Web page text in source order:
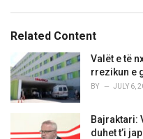
i
s
:
Related Content
Valët e të
rrezikun e
BY JULY 6,
Bajraktari:
duhet t’i